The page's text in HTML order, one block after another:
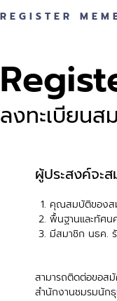
REGISTER
ลงทะเบียนส
ผู้ประสงค์จ
คุณสมบัติของส
พื้นฐานและทัศ
มีสมาชิก นธค.
สามารถติดต่อขอส
สำนักงานชมรมนัก